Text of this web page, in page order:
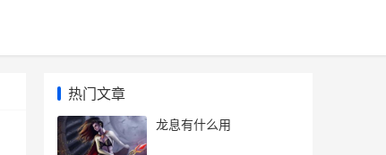
热门文章
龙息有什么用